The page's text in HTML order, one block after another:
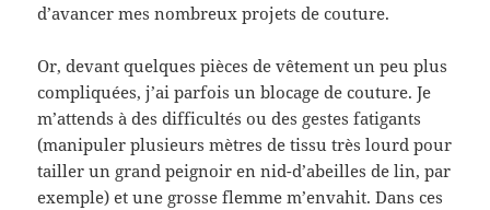
d’avancer mes nombreux projets de couture.
Or, devant quelques pièces de vêtement un peu plus
compliquées, j’ai parfois un blocage de couture. Je
m’attends à des difficultés ou des gestes fatigants
(manipuler plusieurs mètres de tissu très lourd pour
tailler un grand peignoir en nid-d’abeilles de lin, par
exemple) et une grosse flemme m’envahit. Dans ces